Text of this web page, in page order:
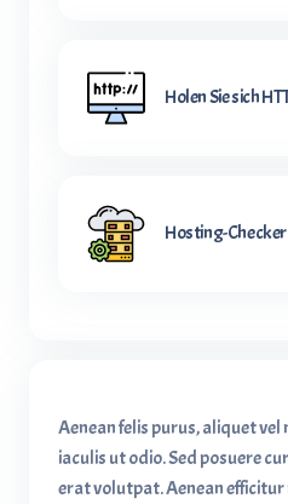
Holen Sie sich
Hosting-Checker
Aenean felis purus, aliquet
iaculis ut odio. Sed posuere
erat volutpat. Aenean